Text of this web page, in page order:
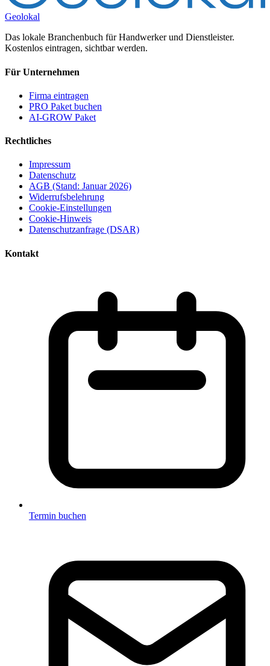
Geolokal
Das lokale Branchenbuch für Handwerker und Dienstleister.
Kostenlos eintragen, sichtbar werden.
Für Unternehmen
Firma eintragen
PRO Paket buchen
AI-GROW Paket
Rechtliches
Impressum
Datenschutz
AGB (Stand: Januar 2026)
Widerrufsbelehrung
Cookie-Einstellungen
Cookie-Hinweis
Datenschutzanfrage (DSAR)
Kontakt
Termin buchen